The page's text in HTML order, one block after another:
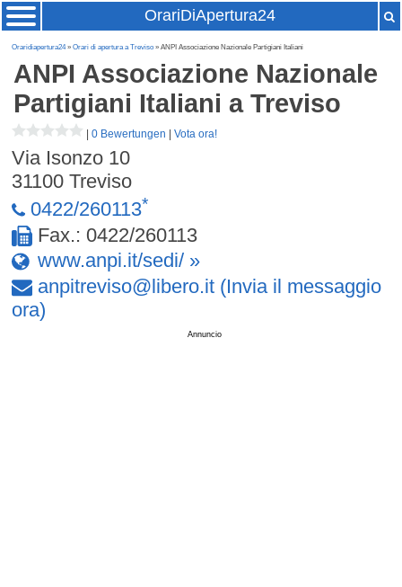
OrariDiApertura24
Oraridiapertura24»Orari di apertura a Treviso » ANPI Associazione Nazionale Partigiani Italiani
ANPI Associazione Nazionale
Partigiani Italiani a Treviso
|0 Bewertungen |Vota ora!
Via Isonzo 10
31100 Treviso
0422/260113*
Fax.: 0422/260113
www.anpi.it/sedi/ »
anpitreviso@libero.it (Invia il messaggio
ora)
Annuncio